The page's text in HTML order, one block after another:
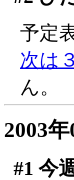
予定
次は
ん。
2003
#1 今